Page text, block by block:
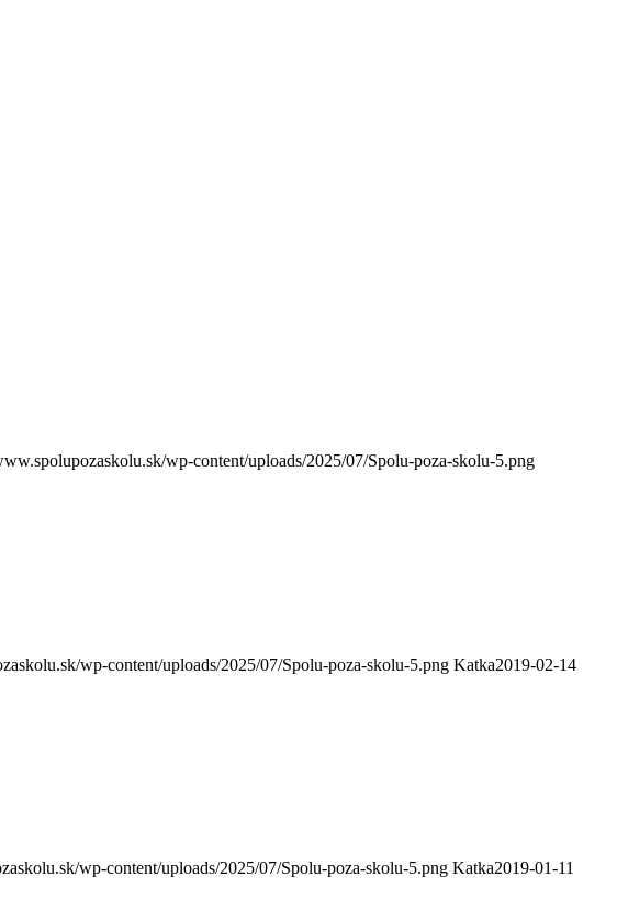
wp-content/uploads/2025/07/Spolu-poza-skolu-5.png
wp-content/uploads/2025/07/Spolu-poza-skolu-5.png Katka2019-02-14
wp-content/uploads/2025/07/Spolu-poza-skolu-5.png Katka2019-01-11